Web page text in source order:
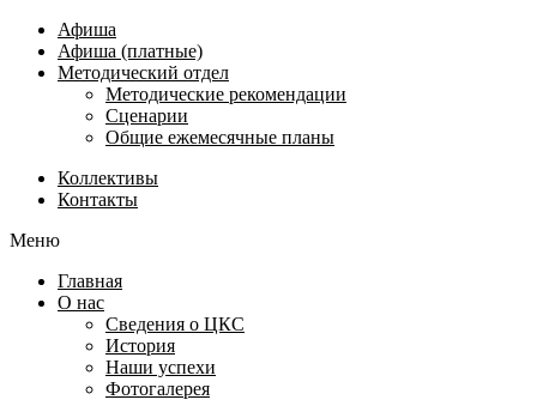
Афиша
Афиша (платные)
Методический отдел
Методические рекомендации
Сценарии
Общие ежемесячные планы
Коллективы
Контакты
Меню
Главная
О нас
Сведения о ЦКС
История
Наши успехи
Фотогалерея